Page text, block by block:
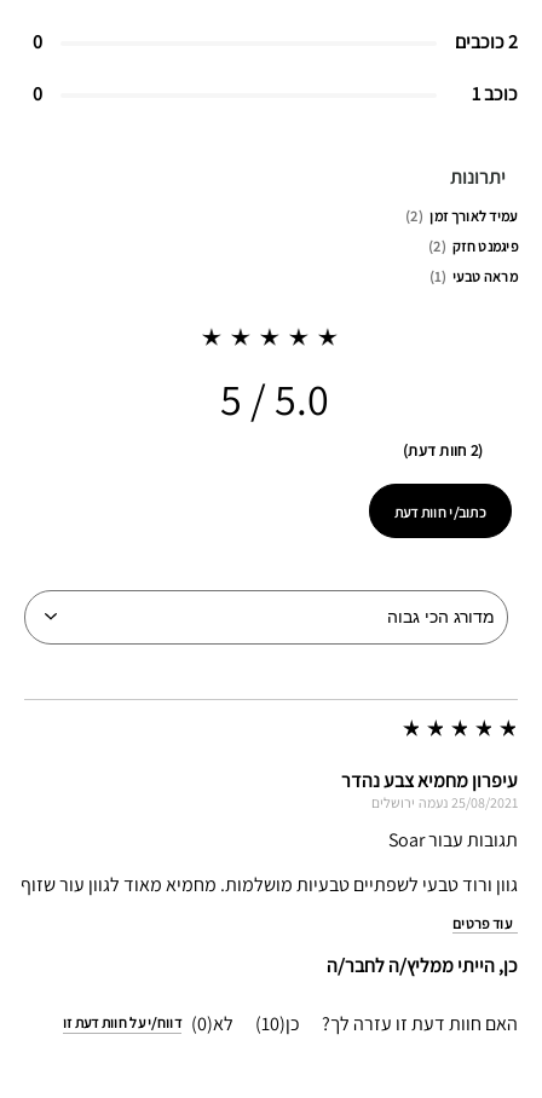
2 כוכבים 0
כוכב 1 0
יתרונות
עמיד לאורך זמן
2
פיגמנט חזק
2
מראה טבעי
1
5.0
2 חוות דעת
כתוב/י חוות דעת
עיפרון מחמיא צבע נהדר
25/08/2021 נעמה ירושלים
תגובות עבור Soar
גוון ורוד טבעי לשפתיים טבעיות מושלמות. מחמיא מאוד לגוון עור שזוף
עוד פרטים
כן, הייתי ממליץ/ה לחבר/ה
האם חוות דעת זו עזרה לך? 10
0 דווח/י על חוות דעת זו